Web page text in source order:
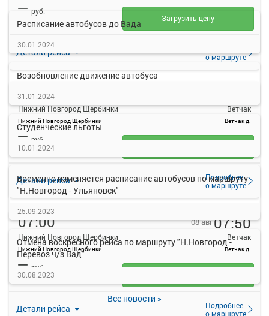
Детали рейса
о маршруте
— руб.
Загрузить цену
07:00
Нижний Новгород Щербинки
Нижний Новгород Щербинки
Ветчак
Ветчак д.
Детали рейса
Подробнее
о маршруте
— руб.
07:00
Нижний Новгород Щербинки
Нижний Новгород Щербинки
08 авг07:50
Ветчак
Ветчак д.
Детали рейса
Подробнее
о маршруте
— руб.
Расписание автобусов до Вада
30.01.2024
Возобновление движение автобуса
31.01.2024
Студенческие льготы
10.01.2024
Временно изменяется расписание автобусов по маршруту
"Н.Новгород - Ульяновск"
25.09.2023
Отмена воскресного рейса по маршруту "Н.Новгород -
Перевоз ч/з Вад"
30.08.2023
Все новости »